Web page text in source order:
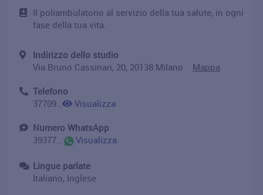
Il poliambulatorio al servizio della tua salute, in ogni
fase della tua vita.
Indirizzo dello studio
Via Bruno Cassinari, 20, 20138 Milano Mappa
Telefono
3770928207
Visualizza
Numero WhatsApp
393770928207
Visualizza
Lingue parlate
Italiano, Inglese